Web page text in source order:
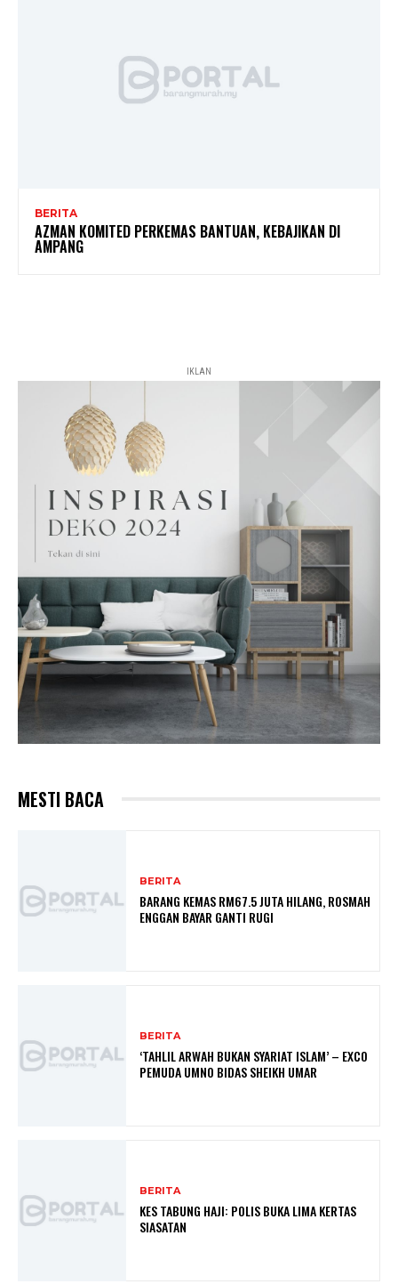
BERITA
AZMAN KOMITED PERKEMAS BANTUAN, KEBAJIKAN DI
AMPANG
IKLAN
MESTI BACA
BERITA
BARANG KEMAS RM67.5 JUTA HILANG, ROSMAH
ENGGAN BAYAR GANTI RUGI
BERITA
‘TAHLIL ARWAH BUKAN SYARIAT ISLAM’ – EXCO
PEMUDA UMNO BIDAS SHEIKH UMAR
BERITA
KES TABUNG HAJI: POLIS BUKA LIMA KERTAS
SIASATAN